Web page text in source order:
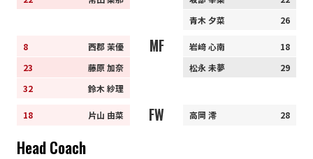
26
青木 夕菜
8
西郡 茉優
23
藤原 加奈
32
鈴木 紗理
MF 18
岩﨑 心南
29
松永 未夢
18 片山 由菜 FW 28
高岡 澪
Head Coach